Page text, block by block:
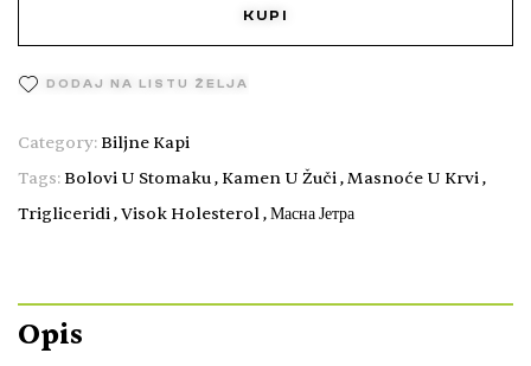
KUPI
DODAJ NA LISTU ŽELJA
Category: Biljne Kapi
Tags: Bolovi U Stomaku, Kamen U Žuči,Masnoće U Krvi,
Trigliceridi,Visok Holesterol,Масна Јетра
Opis